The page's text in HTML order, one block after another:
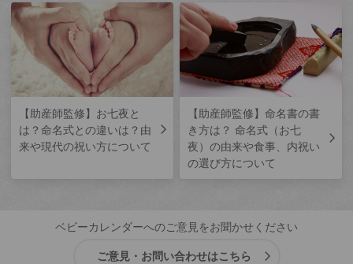
【助産師監修】お七夜と
は？命名式との違いは？由
来や現代の祝い方について
【助産師監修】命名書の書
き方は？ 命名式（お七
夜）の由来や食事、内祝い
の選び方について
ベビーカレンダーへのご意見をお聞かせください
ご意見・お問い合わせはこちら